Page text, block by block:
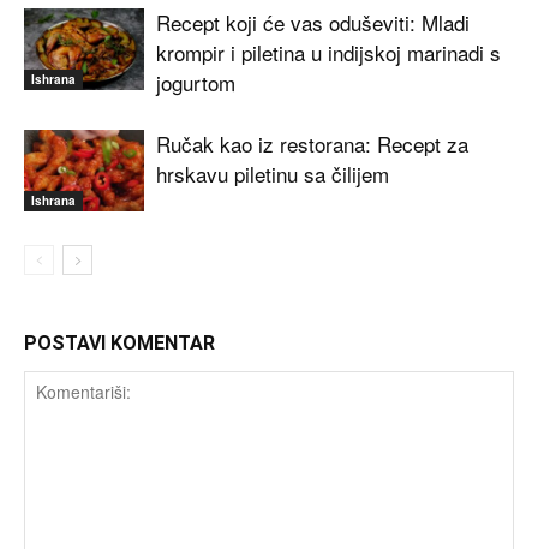
Ishrana
Recept koji će vas oduševiti: Mladi
krompir i piletina u indijskoj marinadi s
jogurtom
Ishrana
Ručak kao iz restorana: Recept za
hrskavu piletinu sa čilijem
POSTAVI KOMENTAR